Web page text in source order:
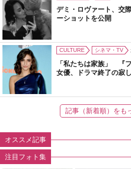
デミ・ロヴァート、交
ーショットを公開
CULTURE シネマ・TV
「私たちは家族」 『
女優、ドラマ終了の寂
記事（新着順）をも
オススメ記事
注目フォト集